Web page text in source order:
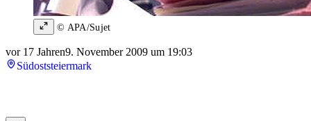
© APA/Sujet
vor 17 Jahren9. November 2009 um 19:03
Südoststeiermark